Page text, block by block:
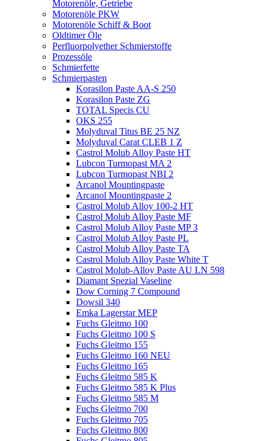
Motorenöle, Getriebe
Motorenöle PKW
Motorenöle Schiff & Boot
Oldtimer Öle
Perfluorpolyether Schmierstoffe
Prozessöle
Schmierfette
Schmierpasten
Korasilon Paste AA-S 250
Korasilon Paste ZG
TOTAL Specis CU
OKS 255
Molyduval Titus BE 25 NZ
Molyduval Carat CLEB 1 Z
Castrol Molub Alloy Paste HT
Lubcon Turmopast MA 2
Lubcon Turmopast NBI 2
Arcanol Mountingpaste
Arcanol Mountingpaste 2
Castrol Molub Alloy 100-2 HT
Castrol Molub Alloy Paste MF
Castrol Molub Alloy Paste MP 3
Castrol Molub Alloy Paste PL
Castrol Molub Alloy Paste TA
Castrol Molub Alloy Paste White T
Castrol Molub-Alloy Paste AU LN 598
Diamant Spezial Vaseline
Dow Corning 7 Compound
Dowsil 340
Emka Lagerstar MEP
Fuchs Gleitmo 100
Fuchs Gleitmo 100 S
Fuchs Gleitmo 155
Fuchs Gleitmo 160 NEU
Fuchs Gleitmo 165
Fuchs Gleitmo 585 K
Fuchs Gleitmo 585 K Plus
Fuchs Gleitmo 585 M
Fuchs Gleitmo 700
Fuchs Gleitmo 705
Fuchs Gleitmo 800